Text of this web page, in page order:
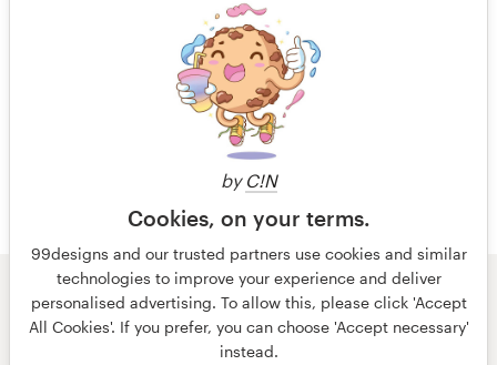
by C!N
Cookies, on your terms.
99designs and our trusted partners use cookies and similar
technologies to improve your experience and deliver
personalised advertising. To allow this, please click 'Accept
All Cookies'. If you prefer, you can choose 'Accept necessary'
instead.
Mais avaliações
© 99designs
por Vista
Termos e condições
Privacidade
Dados sobre a empresa